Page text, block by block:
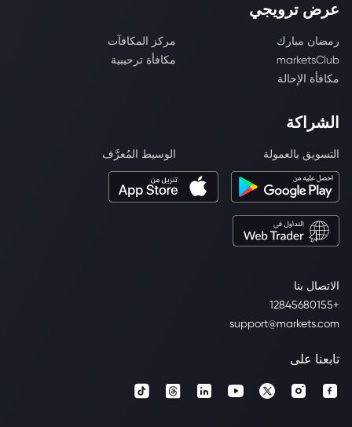
الاتصال بنا
+12845680155
support@markets.com
عرض ترويجي
رمضان مبارك
مركز المكافآت
marketsClub
مكافأة ترحيبية
مكافأة الإحالة
الشراكة
التسويق بالعمولة الوسيط المُعرَّف
تابعنا على